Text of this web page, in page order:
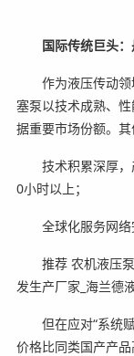
国际传统巨头
作为液压传动
塞泵以技术成熟、
据重要市场份额。其
技术积累深厚
0小时以上；
全球化服务网络
推荐 农机液压
发生产厂家_海兰德
但在应对“系统
价格比同类国产产